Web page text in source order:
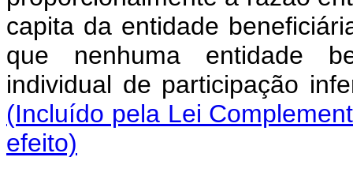
capita da entidade
que nenhuma entidade
individual de participação
(Incluído pela Lei
efeito)